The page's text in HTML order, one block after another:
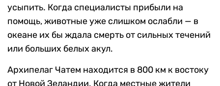
усыпить. Когда специалисты прибыли на
помощь, животные уже слишком ослабли — в
океане их бы ждала смерть от сильных течений
или больших белых акул.
Архипелаг Чатем находится в 800 км к востоку
от Новой Зеландии. Когда местные жители